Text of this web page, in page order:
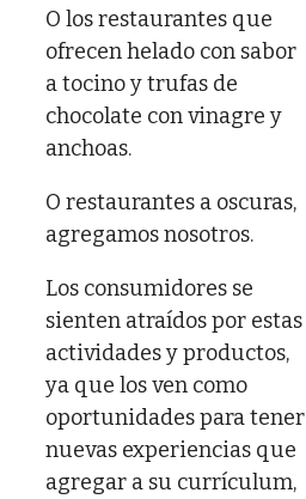
O los restaurantes que
ofrecen helado con sabor
a tocino y trufas de
chocolate con vinagre y
anchoas.
O restaurantes a oscuras,
agregamos nosotros.
Los consumidores se
sienten atraídos por estas
actividades y productos,
ya que los ven como
oportunidades para tener
nuevas experiencias que
agregar a su currículum,